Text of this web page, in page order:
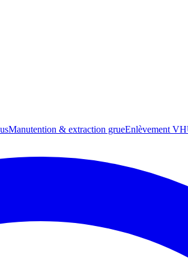
Manutention & extraction grueEnlèvement